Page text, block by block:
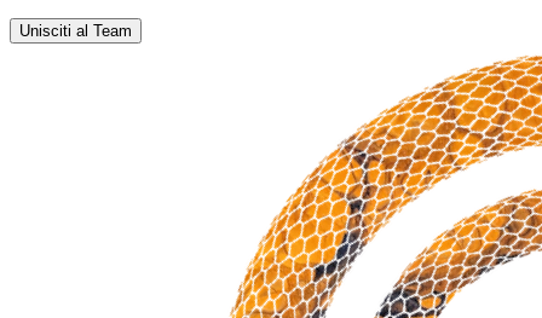
Unisciti al Team